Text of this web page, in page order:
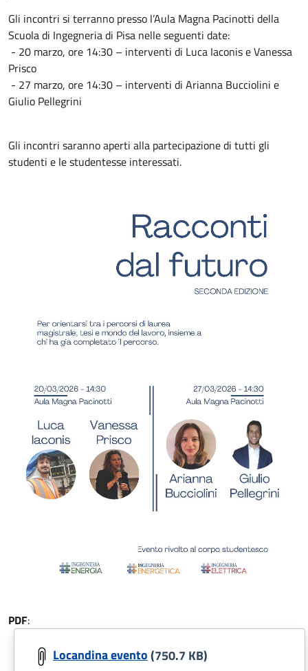
Gli incontri si terranno presso l’Aula Magna Pacinotti della
Scuola di Ingegneria di Pisa nelle seguenti date:
- 20 marzo, ore 14:30 – interventi di Luca Iaconis e Vanessa
Prisco
- 27 marzo, ore 14:30 – interventi di Arianna Bucciolini e
Giulio Pellegrini
Gli incontri saranno aperti alla partecipazione di tutti gli
studenti e le studentesse interessati.
PDF:
Locandina evento(750.7 KB)